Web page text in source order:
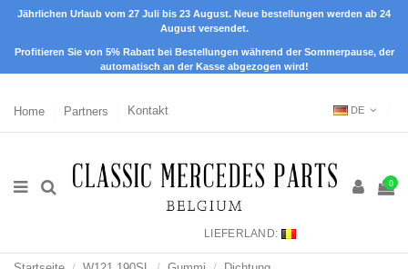
Jährlichen Urlaub vom 27 Juli bis 23 August. Neue bestellungen werden ab 24
August versendet.
Profitieren Sie von 5% Rabatt bei Bestellungen während der Sommerpause, der
automatisch an der Kasse abgezogen wird!
Home Partners Kontakt DE
0
LIEFERLAND: